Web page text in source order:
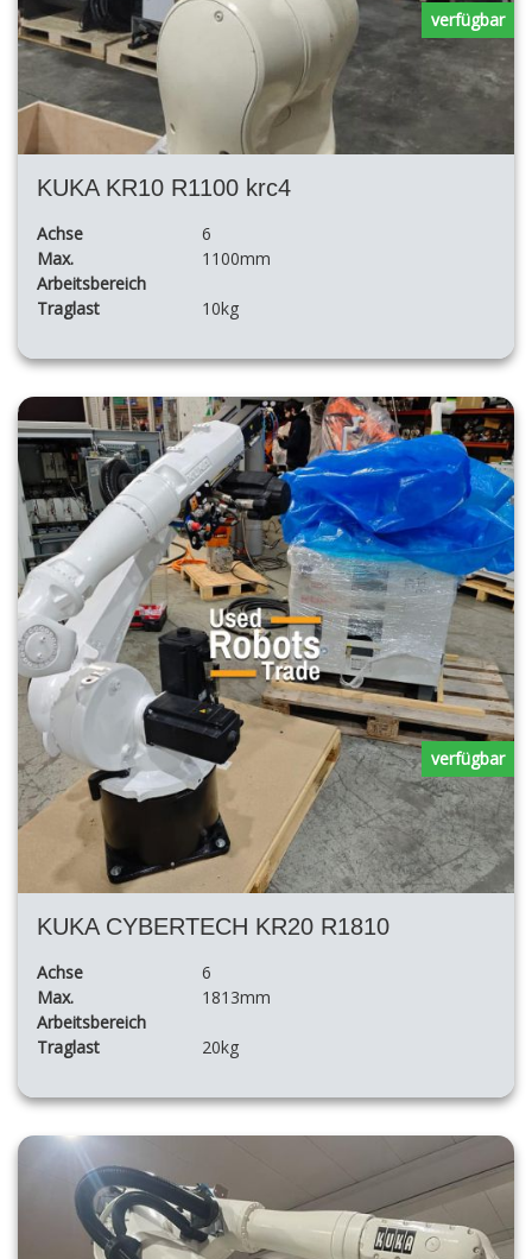
KUKA KR10 R1100 krc4
Achse
6
Max.
Arbeitsbereich
1100mm
Traglast 10kg
verfügbar
KUKA CYBERTECH KR20 R1810
Achse
6
Max.
Arbeitsbereich
1813mm
Traglast 20kg
verfügbar